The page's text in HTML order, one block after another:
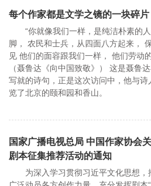
每个作家都是文学之镜的一块碎片
“你就像我们一样，是纯洁朴素的人
脚， 农民和士兵，从四面八方起来，
见 他们的面容跟我们一样， 他们劳
（聂鲁达《向中国致敬》） 这是聂鲁
写就的诗句，正是这次访问中，他与
览了北京的颐和园和香山。
国家广播电视总局 中国作家协会
剧本征集推荐活动的通知
为深入学习贯彻习近平文化思想，